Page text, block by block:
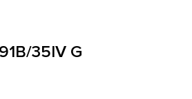
35IV G